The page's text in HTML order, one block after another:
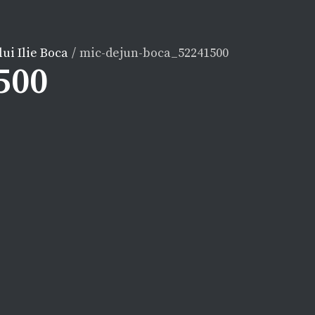
Ilie Boca / mic-dejun-boca_52241500